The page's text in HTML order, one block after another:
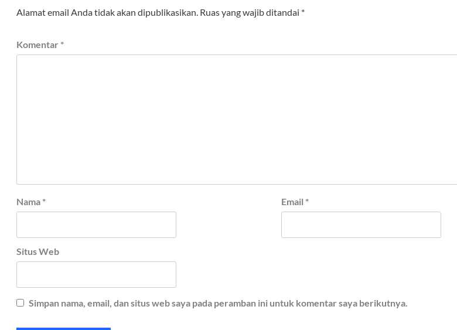
Alamat email Anda tidak akan dipublikasikan. Ruas yang wajib ditandai *
Komentar *
Nama * Email *
Situs Web
Simpan nama, email, dan situs web saya pada peramban ini untuk komentar saya berikutnya.